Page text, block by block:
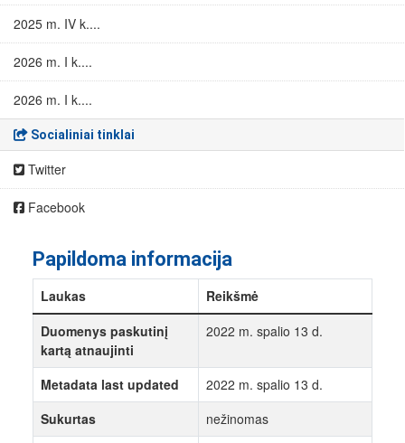
2025 m. IV k....
2026 m. I k....
2026 m. I k....
Socialiniai tinklai
Twitter
Facebook
Papildoma informacija
Laukas
Reikšmė
Duomenys paskutinį
kartą atnaujinti
2022 m. spalio 13 d.
Metadata last updated
2022 m. spalio 13 d.
Sukurtas
nežinomas